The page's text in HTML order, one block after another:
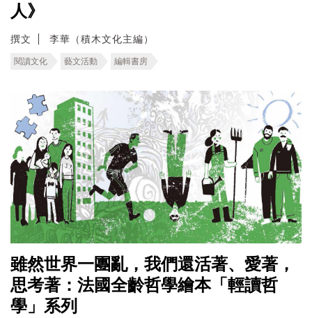
人》
撰文 李華（積木文化主編）
閱讀文化 藝文活動 編輯書房
雖然世界一團亂，我們還活著、愛著，
思考著：法國全齡哲學繪本「輕讀哲
學」系列